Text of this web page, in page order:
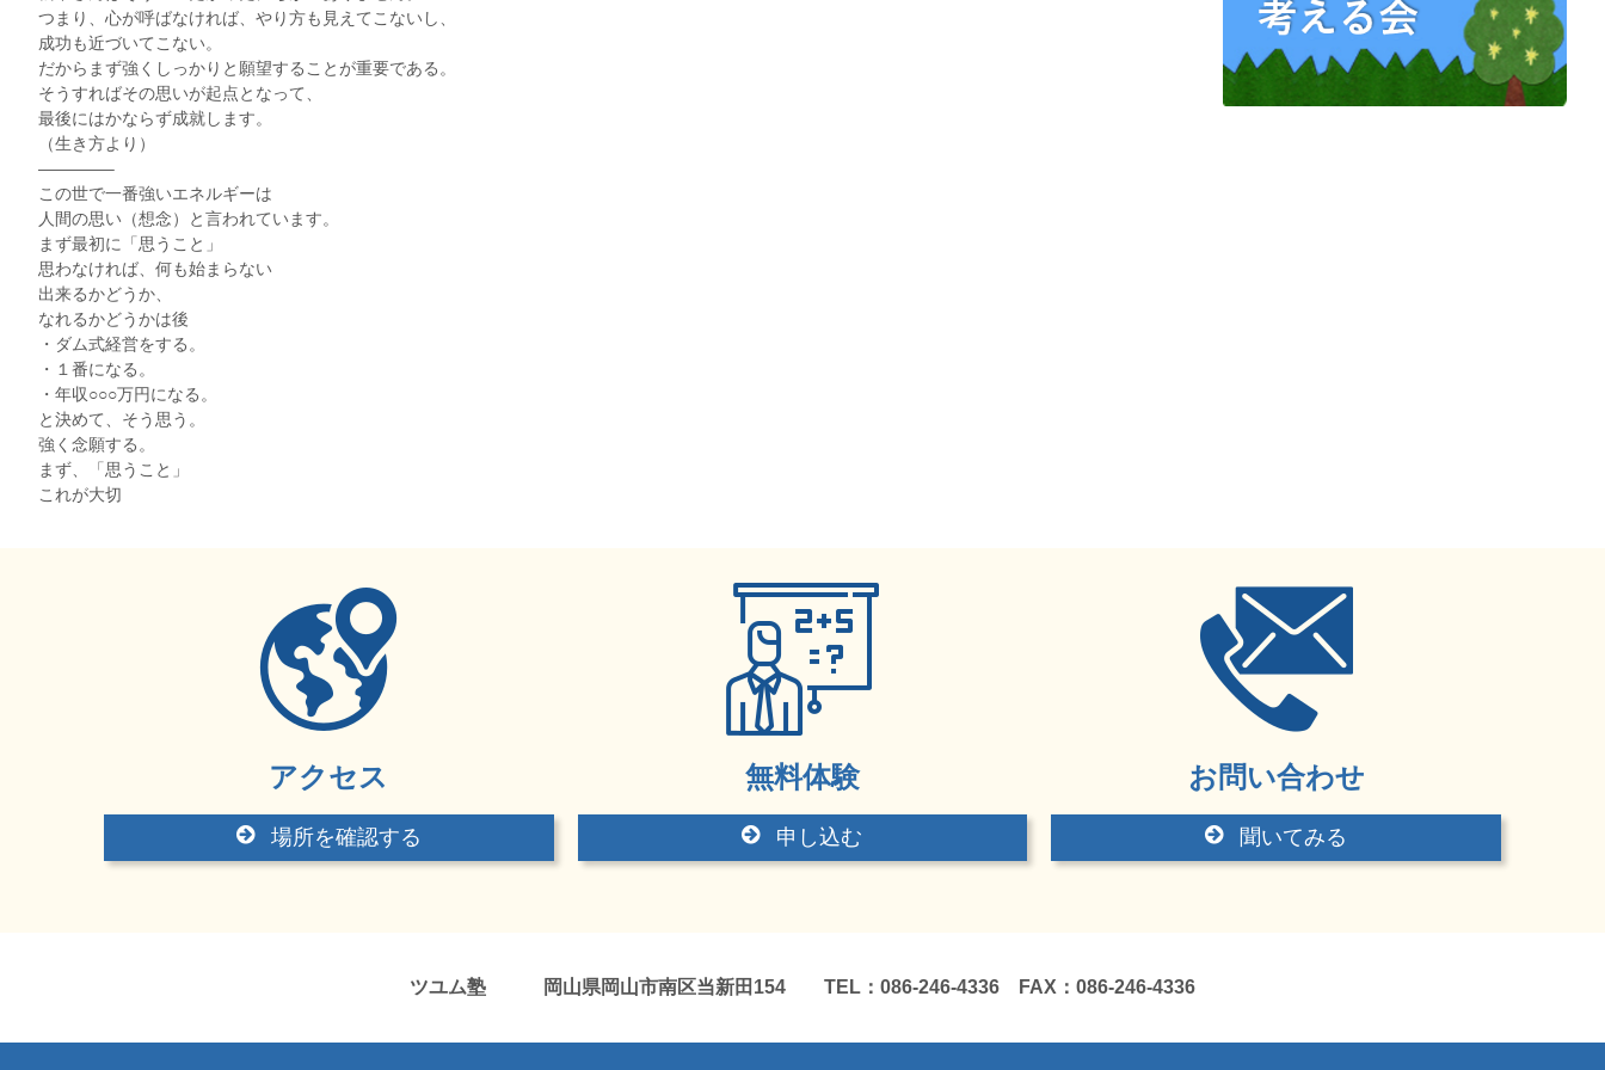
つまり、心が呼ばなければ、やり方も見えてこないし、
成功も近づいてこない。
だからまず強くしっかりと願望することが重要である。
そうすればその思いが起点となって、
最後にはかならず成就します。
（生き方より）
————–
この世で一番強いエネルギーは
人間の思い（想念）と言われています。
まず最初に「思うこと」
思わなければ、何も始まらない
出来るかどうか、
なれるかどうかは後
・ダム式経営をする。
・１番になる。
・年収○○○万円になる。
と決めて、そう思う。
強く念願する。
まず、「思うこと」
これが大切
アクセス
場所を確認する
無料体験
申し込む
お問い合わせ
聞いてみる
ツユム塾 岡山県岡山市南区当新田154 TEL：086-246-4336 FAX：086-246-4336